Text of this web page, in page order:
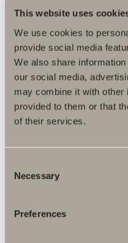
This website uses
We use cookies to
provide social media
We also share
our social media,
may combine it with other
provided to them or that
of their services.
Selection
Necessary
Preferences
DWG-filer
Artikkelnummer
Spesifikasjon
Tilvalg